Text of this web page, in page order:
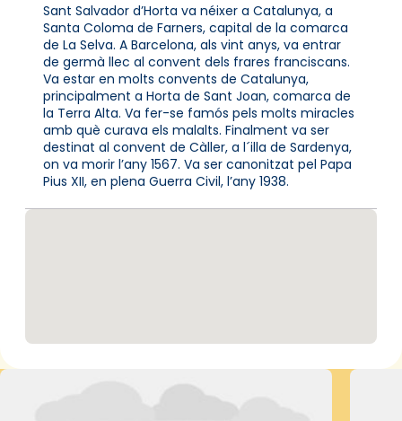
Sant Salvador d’Horta va néixer a Catalunya, a
Santa Coloma de Farners, capital de la comarca
de La Selva. A Barcelona, als vint anys, va entrar
de germà llec al convent dels frares franciscans.
Va estar en molts convents de Catalunya,
principalment a Horta de Sant Joan, comarca de
la Terra Alta. Va fer-se famós pels molts miracles
amb què curava els malalts. Finalment va ser
destinat al convent de Càller, a l´illa de Sardenya,
on va morir l’any 1567. Va ser canonitzat pel Papa
Pius XII, en plena Guerra Civil, l’any 1938.